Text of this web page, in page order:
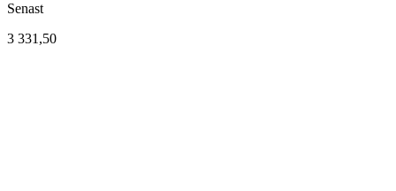
Senast
3 331,50